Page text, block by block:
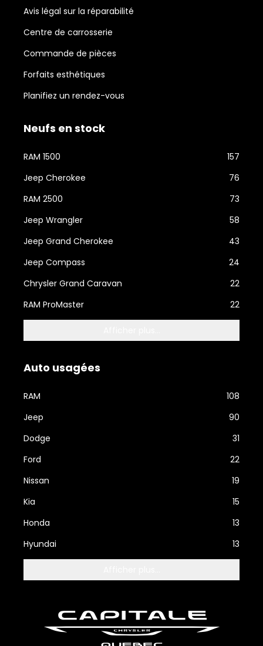
Avis légal sur la réparabilité
Centre de carrosserie
Commande de pièces
Forfaits esthétiques
Planifiez un rendez-vous
Neufs en stock
RAM 1500
157
Jeep Cherokee
76
RAM 2500
73
Jeep Wrangler
58
Jeep Grand Cherokee
43
Jeep Compass
24
Chrysler Grand Caravan
22
RAM ProMaster
22
Auto usagées
RAM
108
Jeep
90
Dodge
31
Ford
22
Nissan
19
Kia
15
Honda
13
Hyundai
13